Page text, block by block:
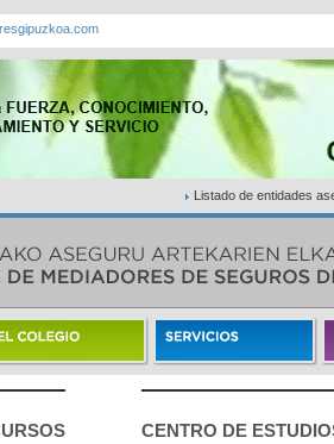
Listado de entidades
CENTRO DE